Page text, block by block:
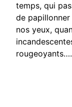
temps, qui
de papillonner
nos yeux,
rougeoyants….